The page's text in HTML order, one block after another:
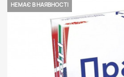
НЕМАЄ В НАЯВНОСТІ